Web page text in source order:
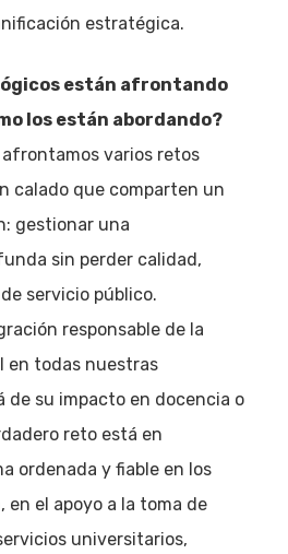
estratégica.
están afrontando
los están abordando?
varios retos
calado que comparten un
gestionar una
sin perder calidad,
servicio público.
responsable de la
en todas nuestras
de su impacto en docencia o
reto está en
ordenada y fiable en los
en el apoyo a la toma de
universitarios,